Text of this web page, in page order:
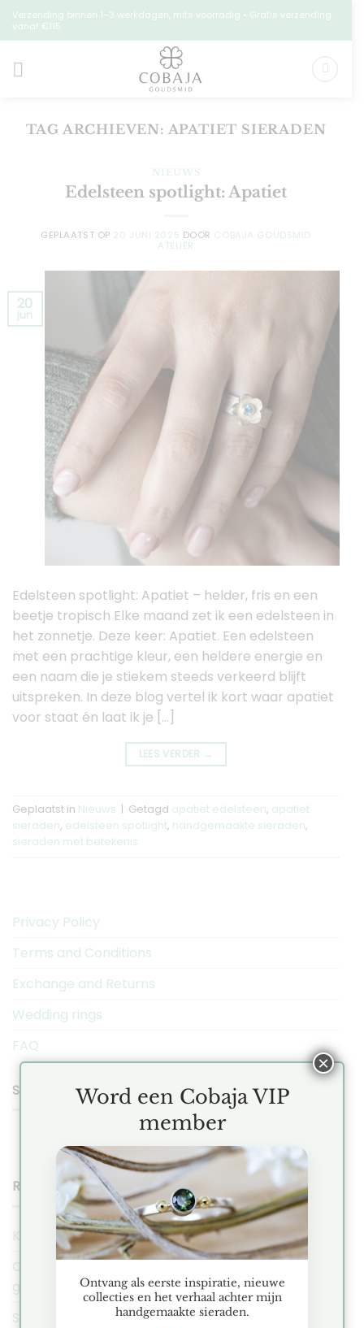
Ga
naar
Verzending binnen 1–3 werkdagen, mits voorradig • Gratis verzending
vanaf €115
TAG ARCHIEVEN: APATIET SIERADEN
NIEUWS
Edelsteen spotlight: Apatiet
GEPLAATST OP 20 JUNI 2025 DOOR COBAJA GOUDSMID
ATELIER
20
jun
Edelsteen spotlight: Apatiet – helder, fris en een
beetje tropisch Elke maand zet ik een edelsteen in
het zonnetje. Deze keer: Apatiet. Een edelsteen
met een prachtige kleur, een heldere energie en
een naam die je stiekem steeds verkeerd blijft
uitspreken. In deze blog vertel ik kort waar apatiet
voor staat én laat ik je […]
LEES VERDER →
Geplaatst in Nieuws | Getagd apatiet edelsteen, apatiet
sieraden, edelsteen spotlight, handgemaakte sieraden,
sieraden met betekenis
Privacy Policy
Terms and Conditions
Exchange and Returns
Wedding rings
FAQ
SEARCH
RECENT POSTS
Kerstmarkt Historische Tuin Aalsmeer 2025
Ontdek de Hexa collectie: Minimalistische
geometrische sieraden
Sieraden Presentatie Favorieten
Word een Cobaja VIP
member
Ontvang als eerste inspiratie, nieuwe
collecties en het verhaal achter mijn
handgemaakte sieraden.
×